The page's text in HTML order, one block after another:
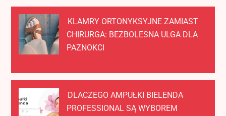
KLAMRY ORTONYKSYJNE ZAMIAST
CHIRURGA: BEZBOLESNA ULGA DLA
PAZNOKCI
DLACZEGO AMPUŁKI BIELENDA
PROFESSIONAL SĄ WYBOREM